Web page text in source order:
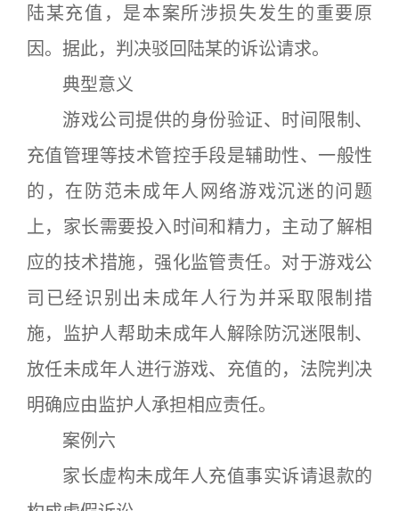
陆某充值，是本案所涉损失发生的重要原
因。据此，判决驳回陆某的诉讼请求。
典型意义
游戏公司提供的身份验证、时间限制、
充值管理等技术管控手段是辅助性、一般性
的，在防范未成年人网络游戏沉迷的问题
上，家长需要投入时间和精力，主动了解相
应的技术措施，强化监管责任。对于游戏公
司已经识别出未成年人行为并采取限制措
施，监护人帮助未成年人解除防沉迷限制、
放任未成年人进行游戏、充值的，法院判决
明确应由监护人承担相应责任。
案例六
家长虚构未成年人充值事实诉请退款的